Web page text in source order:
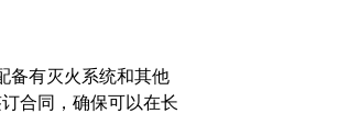
备有灭火系统和其他
合同，确保可以在长